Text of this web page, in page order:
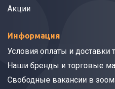
Акции
Информация
Условия оплаты и доставки
Наши бренды и торговые
Свободные вакансии в